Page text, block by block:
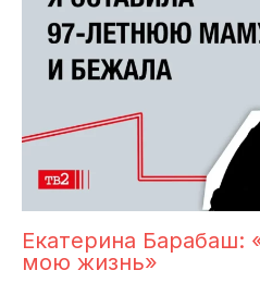
Екатерина Барабаш:
мою жизнь»